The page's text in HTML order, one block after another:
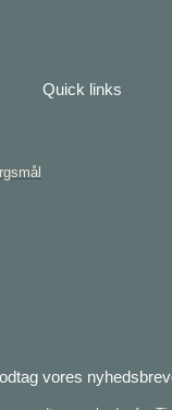
Quick links
vores